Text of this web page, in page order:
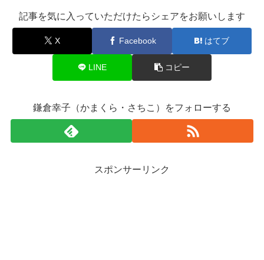
記事を気に入っていただけたらシェアをお願いします
X Facebook はてブ
LINE コピー
鎌倉幸子（かまくら・さちこ）をフォローする
スポンサーリンク